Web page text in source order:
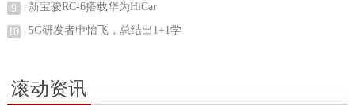
9 新宝骏RC-6搭载华为HiCar
10 5G研发者申怡飞，总结出1+1学
滚动资讯